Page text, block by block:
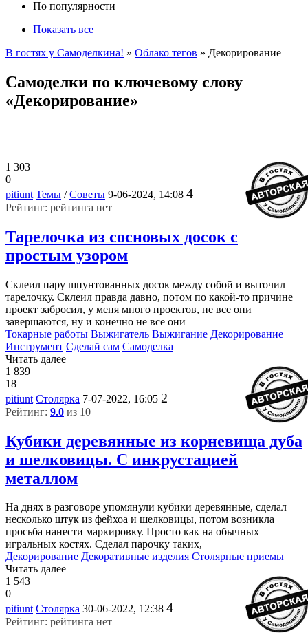
По популярности
Показать все
В гостях у Самоделкина! » Облако тегов » Декорирование
Самоделки по ключевому слову
«Декорирование»
1 303
0
pitiunt Темы /Советы 9-06-2024, 14:08 4
Рейтинг: рейтинга нет
Тарелочка из сосновых досок c
простым узором
Склеил пару шпунтованных досок между собой и выточил
тарелочку. Склеил правда давно, потом по какой-то причине
проект забросил, у меня много проектов, не все они
завершаются, ну и конечно не все они
Токарные работы Выжигатель Выжигание Декорирование
Инструмент Сделай сам Самоделка
Читать далее
1 839
18
pitiunt Столярка 7-07-2022, 16:05 2
Рейтинг: 9.0 из 10
Кубики деревянные из корневища дуба
и шелковицы. С инкрустацией
металлом
На днях в разговоре упомянули кубики деревянные, сделал
несколько штук из фейхоа и шелковицы, потом возникла
просьба нанести маркировку. Просто как на обычных
игральных костях. Сделал парочку таких,
Декорирование Декоративные изделия Столярные приемы
Читать далее
1 543
0
pitiunt Столярка 30-06-2022, 12:38 4
Рейтинг: рейтинга нет